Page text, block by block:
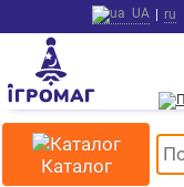
UA | ru
Каталог